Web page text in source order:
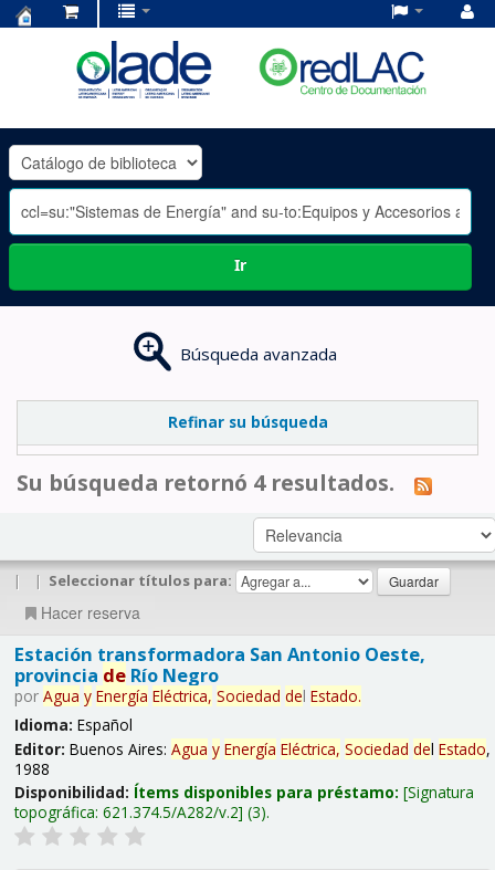
OLADE
-
Ir
Búsqueda avanzada
Refinar su búsqueda
Su búsqueda retornó 4 resultados.
| | Seleccionar títulos para:
Hacer reserva
Estación transformadora San Antonio Oeste,
provincia deRío Negro
por Agua y Energía Eléctrica, Sociedad del Estado.
Idioma: Español
Editor: Buenos Aires: Agua y Energía Eléctrica, Sociedad del Estado,
1988
Disponibilidad: Ítems disponibles para préstamo: Signatura
topográfica: 621.374.5/A282/v.2 (3).